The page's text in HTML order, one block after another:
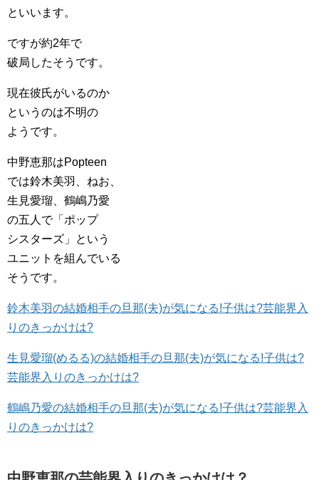
といいます。
ですが約2年で
破局したそうです。
現在彼氏がいるのか
というのは不明の
ようです。
中野恵那はPopteen
では鈴木美羽、ねお、
生見愛瑠、鶴嶋乃愛
の五人で「ポップ
シスターズ」という
ユニットを組んでいる
そうです。
鈴木美羽の結婚相手の旦那(夫)が気になる!子供は?芸能界入
りのきっかけは?
生見愛瑠(めるる)の結婚相手の旦那(夫)が気になる!子供は?
芸能界入りのきっかけは?
鶴嶋乃愛の結婚相手の旦那(夫)が気になる!子供は?芸能界入
りのきっかけは?